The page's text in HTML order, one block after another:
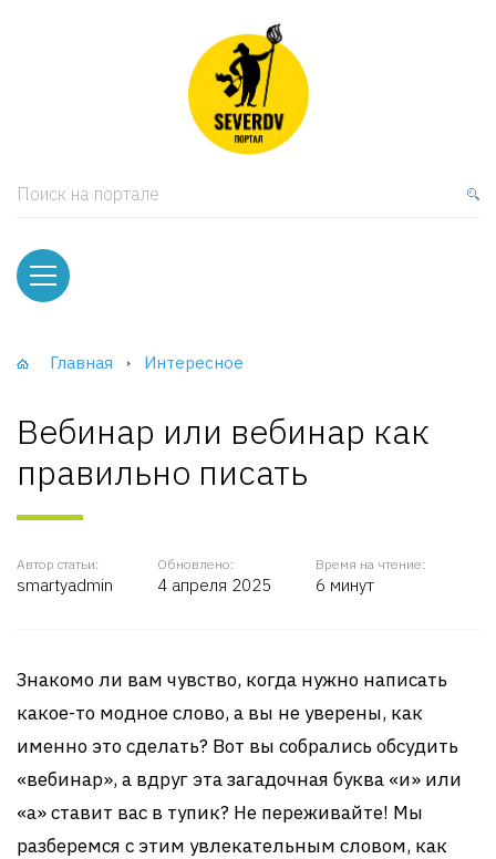
Поиск на портале
Главная Интересное
Вебинар или вебинар как
правильно писать
Автор статьи:
smartyadmin
Обновлено:
4 апреля 2025
Время на чтение:
6 минут
Знакомо ли вам чувство, когда нужно написать
какое-то модное слово, а вы не уверены, как
именно это сделать? Вот вы собрались обсудить
«вебинар», а вдруг эта загадочная буква «и» или
«а» ставит вас в тупик? Не переживайте! Мы
разберемся с этим увлекательным словом, как
и тумбы
и Шкафы-Купе